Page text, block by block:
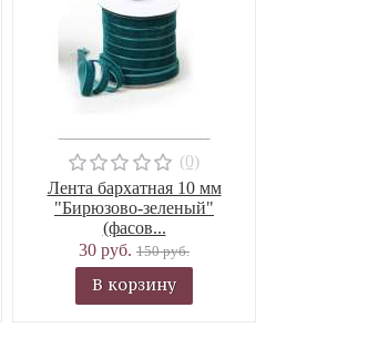
(0)
Лента бархатная 10 мм
"Бирюзово-зеленый"
(фасов...
30 руб. 150 руб.
В корзину